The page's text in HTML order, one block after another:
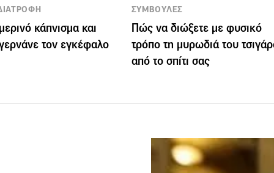
κάπνισμα και
τον εγκέφαλο
ΣΥΜΒΟΥΛΕΣ
Πώς να διώξετε με φυσικό
τρόπο τη μυρωδιά του
από το σπίτι σας